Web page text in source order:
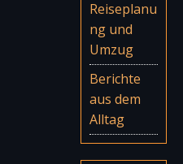
Reiseplanu
ng und
Umzug
Berichte
aus dem
Alltag